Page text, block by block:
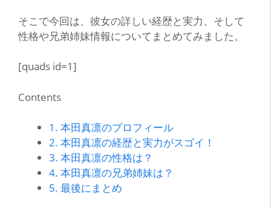
そこで今回は、彼女の詳しい経歴と実力、そして
性格や兄弟姉妹情報についてまとめてみました。
[quads id=1]
Contents
1. 本田真凛のプロフィール
2. 本田真凛の経歴と実力がスゴイ！
3. 本田真凛の性格は？
4. 本田真凛の兄弟姉妹は？
5. 最後にまとめ